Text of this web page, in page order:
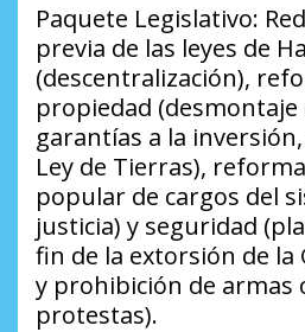
​Paquete Legislativo:
previa de las leyes de
(descentralización),
propiedad (desmontaje
garantías a la
Ley de Tierras),
popular de cargos del
justicia) y seguridad
fin de la extorsión de la
y prohibición de armas
protestas).